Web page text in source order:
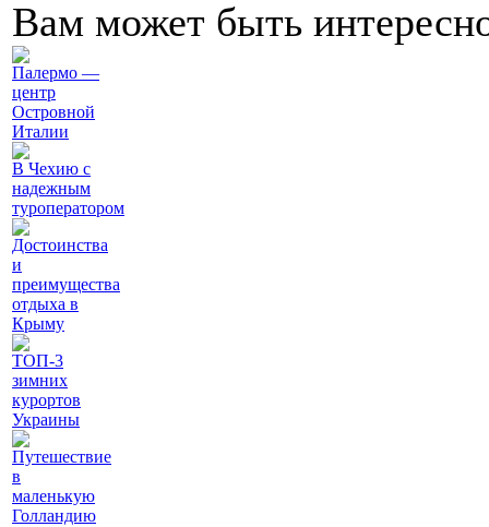
Вам может быть
Палермо —
центр
Островной
Италии
В Чехию с
надежным
туроператором
Достоинства
и
преимущества
отдыха в
Крыму
ТОП-3
зимних
курортов
Украины
Путешествие
в
маленькую
Голландию